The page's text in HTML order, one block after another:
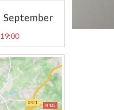
September
19:00